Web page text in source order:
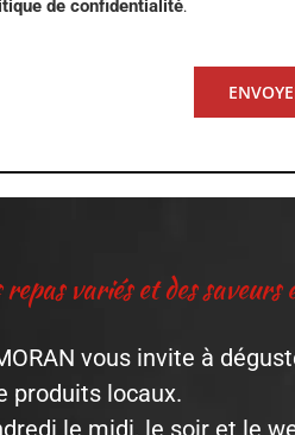
de confidentialité.
variés et des saveurs
vous invite à
produits locaux.
le midi, le soir et le